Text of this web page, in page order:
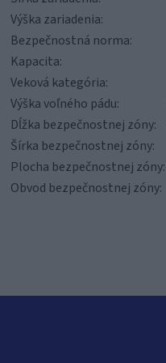
Výška zariadenia:
Bezpečnostná norma:
Kapacita:
Veková kategória:
Výška voľného pádu:
Dĺžka bezpečnostnej zóny:
Šírka bezpečnostnej zóny:
Plocha bezpečnostnej zóny:
Obvod bezpečnostnej zóny: